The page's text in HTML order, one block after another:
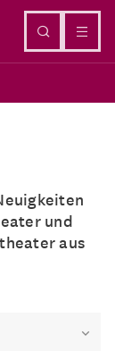
und
aus